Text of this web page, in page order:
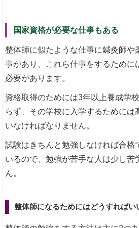
国家資格が必要な仕事もある
整体師に似たような仕事に鍼灸師や
事があり、これら仕事をするために
必要があります。
資格取得のためには3年以上養成学
らず、その学校に入学するためには
いなければなりません。
試験はきちんと勉強しなければ合格
いるので、勉強が苦手な人は少し苦
ん。
整体師になるためにはどうすればい